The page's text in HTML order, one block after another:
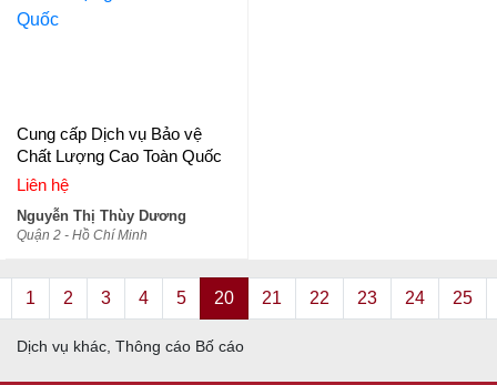
Cung cấp Dịch vụ Bảo vệ
Chất Lượng Cao Toàn Quốc
Liên hệ
Nguyễn Thị Thùy Dương
Quận 2 - Hồ Chí Minh
1 2 3 4 5 20 21 22 23 24 25
Dịch vụ khác, Thông cáo Bố cáo